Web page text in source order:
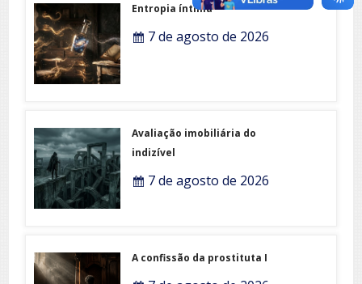
Entropia íntima
7 de agosto de 2026
Avaliação imobiliária do
indizível
7 de agosto de 2026
A confissão da prostituta I